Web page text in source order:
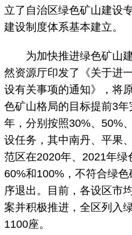
立了自治区绿色矿山建设
建设制度体系基本建立。
为加快推进绿色矿山建
然资源厅印发了《关于进
设有关事项的通知》，将
色矿山格局的目标提前3
年，分别按照30%、50%
设任务，其中南丹、平果
范区在2020年、2021年绿
60%和100%，不符合绿
序退出。目前，各设区市
案并积极推进，全区列入
1100座。